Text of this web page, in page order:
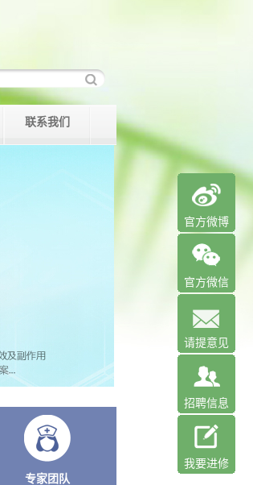
联系我们
专家团队
官方微博
官方微信
请提意见
招聘信息
我要进修